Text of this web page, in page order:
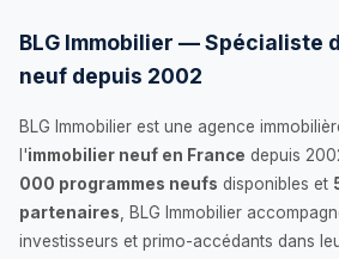
BLG Immobilier — Spécialiste
neuf depuis 2002
BLG Immobilier est une agence
l'immobilier neuf en France depuis
000 programmes neufs disponibles et
partenaires , BLG Immobilier
investisseurs et primo-accédants dans